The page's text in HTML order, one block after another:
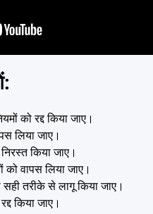
को रद्द किया जाए।
लिया जाए।
किया जाए।
वापस लिया जाए।
तरीके से लागू किया जाए।
किया जाए।